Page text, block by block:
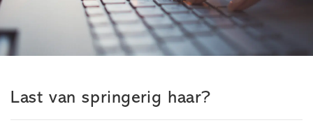
Last van springerig haar?